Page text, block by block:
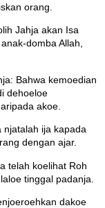
orang.
Jahja akan Isa
domba Allah,
Bahwa kemoedian
dehoeloe
akoe.
njatalah ija kapada
dengan ajar.
telah koelihat Roh
tinggal padanja.
dakoe